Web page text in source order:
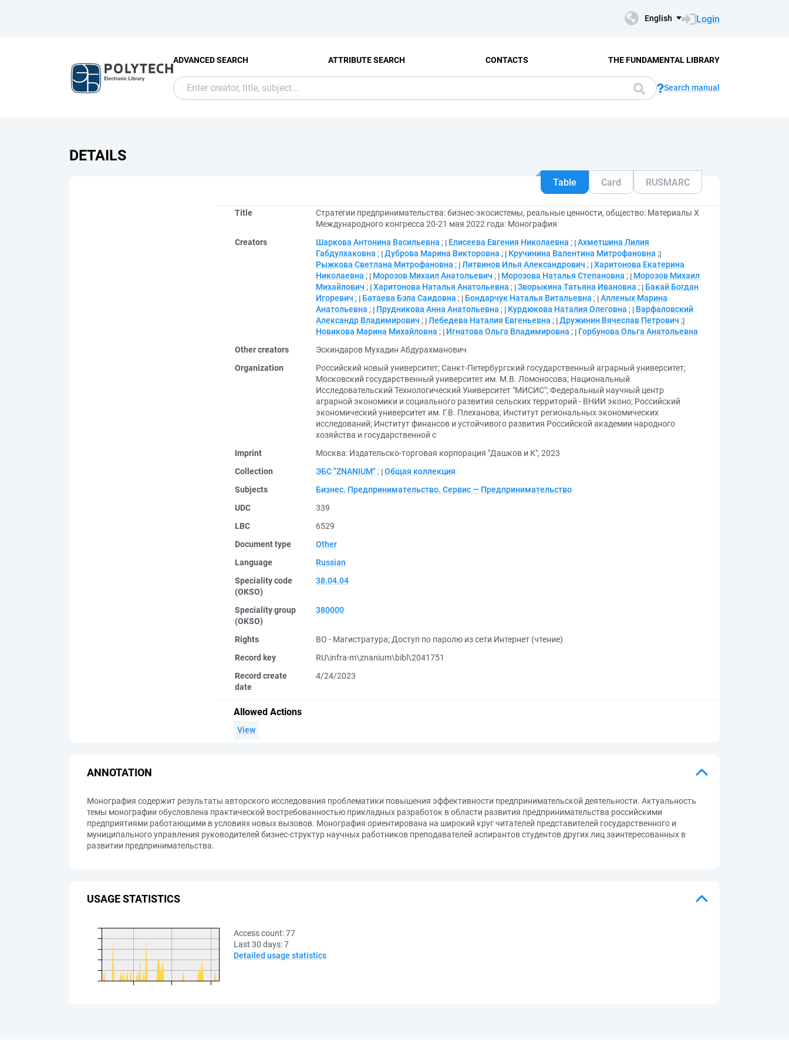
English Login
ADVANCED SEARCH ATTRIBUTE SEARCH CONTACTS THE FUNDAMENTAL LIBRARY
Search manual
DETAILS
Table Card RUSMARC
Title
Стратегии предпринимательства: бизнес-экосистемы, реальные ценности, общество: Материалы X
Международного конгресса 20-21 мая 2022 года: Монография
Creators
Шаркова Антонина Васильевна ; Елисеева Евгения Николаевна ; Ахметшина Лилия
Габдулхаковна ; Дуброва Марина Викторовна ; Кручинина Валентина Митрофановна ;
Рыжкова Светлана Митрофановна ; Литвинов Илья Александрович ; Харитонова Екатерина
Николаевна ; Морозов Михаил Анатольевич ; Морозова Наталья Степановна ;
Морозов Михаил
Михайлович ; Харитонова Наталья Анатольевна ; Зворыкина Татьяна Ивановна ;
Бакай Богдан
Игоревич ; Батаева Бэла Саидовна ; Бондарчук Наталья Витальевна ; Алленых Марина
Анатольевна ; Прудникова Анна Анатольевна ; Курдюкова Наталия Олеговна ;
Варфаловский
Александр Владимирович ; Лебедева Наталия Евгеньевна ; Дружинин Вячеслав Петрович ;
Новикова Марина Михайловна ; Игнатова Ольга Владимировна ;
Горбунова Ольга Анатольевна
Other creators
Эскиндаров Мухадин Абдурахманович
Organization
Российский новый университет;Санкт-Петербургский государственный аграрный университет;
Московский государственный университет им. М.В. Ломоносова; Национальный
Исследовательский Технологический Университет "МИСИС";Федеральный научный центр
аграрной экономики и социального развития сельских территорий - ВНИИ эконо; Российский
экономический университет им. Г.В. Плеханова; Институт региональных экономических
исследований; Институт финансов и устойчивого развития Российской академии народного
хозяйства и государственной с
Imprint
Москва: Издательско-торговая корпорация "Дашков и К", 2023
Collection
ЭБС "ZNANIUM" ; Общая коллекция
Subjects
Бизнес. Предпринимательство. Сервис — Предпринимательство
UDC
339
LBC
6529
Document type
Other
Language
Russian
Speciality code
(OKSO)
38.04.04
Speciality group
(OKSO)
380000
Rights ВО - Магистратура; Доступ по паролю из сети Интернет (чтение)
Record key
RU\infra-m\znanium\bibl\2041751
Record create
date
4/24/2023
Allowed Actions
View
ANNOTATION
Монография содержит результаты авторского исследования проблематики повышения эффективности предпринимательской деятельности. Актуальность
темы монографии обусловлена практической востребованностью прикладных разработок в области развития предпринимательства российскими
предприятиями работающими в условиях новых вызовов. Монография ориентирована на широкий круг читателей представителей государственного и
муниципального управления руководителей бизнес-структур научных работников преподавателей аспирантов студентов других лиц заинтересованных в
развитии предпринимательства.
USAGE STATISTICS
Access count:77
Last 30 days:7
Detailed usage statistics